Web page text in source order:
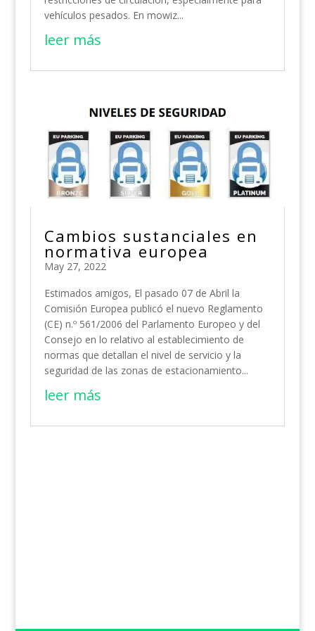
vehículos pesados. En mowiz...
leer más
Cambios sustanciales en
normativa europea
May 27, 2022
Estimados amigos, El pasado 07 de Abril la
Comisión Europea publicó el nuevo Reglamento
(CE) n.º 561/2006 del Parlamento Europeo y del
Consejo en lo relativo al establecimiento de
normas que detallan el nivel de servicio y la
seguridad de las zonas de estacionamiento...
leer más